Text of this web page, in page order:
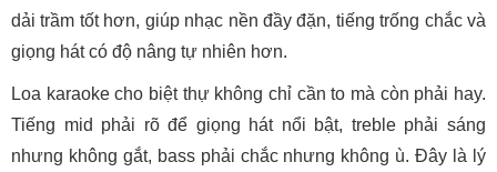
dải trầm tốt hơn, giúp nhạc nền đầy đặn, tiếng trống chắc và
giọng hát có độ nâng tự nhiên hơn.
Loa karaoke cho biệt thự không chỉ cần to mà còn phải hay.
Tiếng mid phải rõ để giọng hát nổi bật, treble phải sáng
nhưng không gắt, bass phải chắc nhưng không ù. Đây là lý